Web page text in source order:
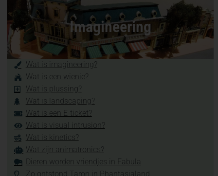
Imagineering
Wat is imagineering?
Wat is een wienie?
Wat is plussing?
Wat is landscaping?
Wat is een E-ticket?
Wat is visual intrusion?
Wat is kinetics?
Wat zijn animatronics?
Dieren worden vriendjes in Fabula
Zo ontstond Taron in Phantasialand